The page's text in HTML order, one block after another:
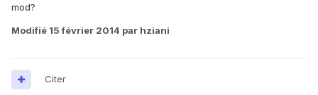
mod?
Modifié 15 février 2014 par hziani
Citer